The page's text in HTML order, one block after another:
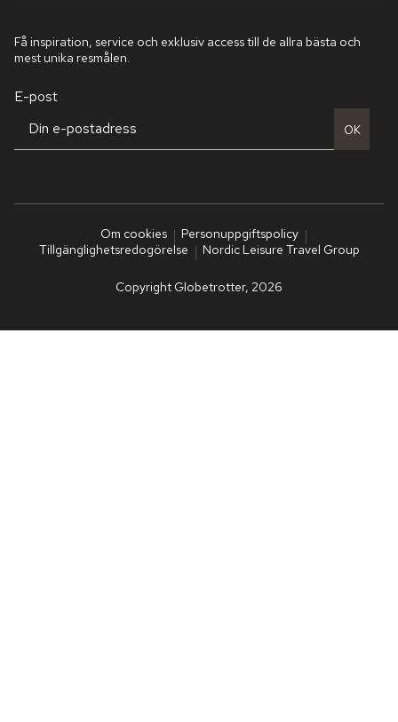
Få inspiration, service och exklusiv access till de allra bästa och
mest unika resmålen.
E-post
OK
Om cookies
Personuppgiftspolicy
Tillgänglighetsredogörelse
Nordic Leisure Travel Group
Copyright Globetrotter, 2026